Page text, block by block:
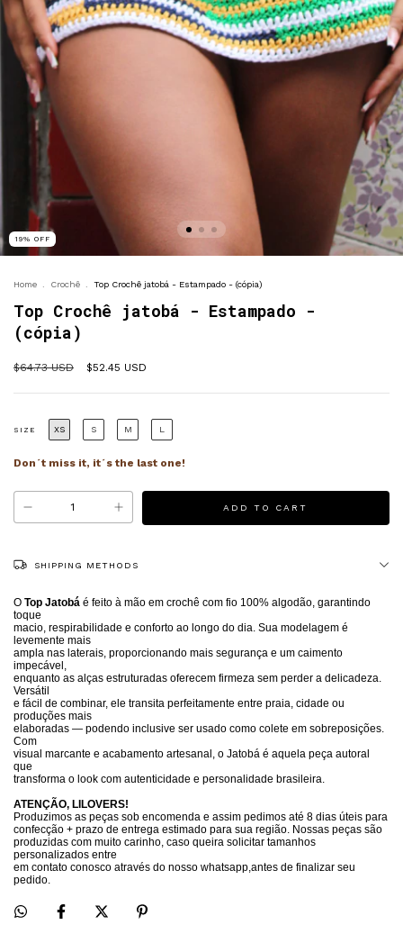
19% OFF
Home Crochê Top Crochê jatobá - Estampado - (cópia)
Top Crochê jatobá - Estampado -
(cópia)
$64.73 USD $52.45 USD
SIZE XS S M L
Don´t miss it, it´s the last one!
SHIPPING METHODS
O Top Jatobá é feito à mão em crochê com fio 100% algodão, garantindo
toque
macio, respirabilidade e conforto ao longo do dia. Sua modelagem é
levemente mais
ampla nas laterais, proporcionando mais segurança e um caimento
impecável,
enquanto as alças estruturadas oferecem firmeza sem perder a delicadeza.
Versátil
e fácil de combinar, ele transita perfeitamente entre praia, cidade ou
produções mais
elaboradas — podendo inclusive ser usado como colete em sobreposições.
Com
visual marcante e acabamento artesanal, o Jatobá é aquela peça autoral
que
transforma o look com autenticidade e personalidade brasileira.
ATENÇÃO, LILOVERS!
Produzimos as peças sob encomenda e assim pedimos até 8 dias úteis para
confecção + prazo de entrega estimado para sua região. Nossas peças são
produzidas com muito carinho, caso queira solicitar tamanhos
personalizados entre
em contato conosco através do nosso whatsapp,antes de finalizar seu
pedido.